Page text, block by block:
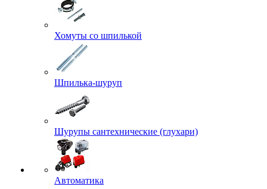
Хомуты со шпилькой
Шпилька-шуруп
Шурупы сантехнические (глухари)
Автоматика